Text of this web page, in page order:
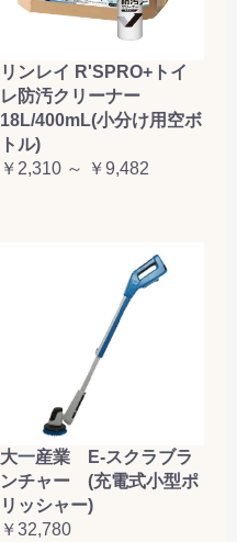
リンレイ R'SPRO+トイ
レ防汚クリーナー
18L/400mL(小分け用空ボ
トル)
￥2,310 ～ ￥9,482
大一産業 E-スクラブラ
ンチャー (充電式小型ポ
リッシャー)
￥32,780